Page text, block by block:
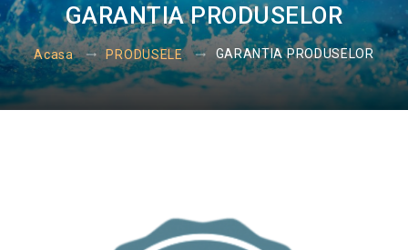
GARANTIA PRODUSELOR
Acasa PRODUSELE GARANTIA PRODUSELOR